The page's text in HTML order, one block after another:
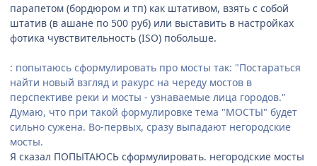
парапетом (бордюром и тп) как штативом, взять с собой
штатив (в ашане по 500 руб) или выставить в настройках
фотика чувствительность (ISO) побольше.
: попытаюсь сформулировать про мосты так: "Постараться
найти новый взгляд и ракурс на череду мостов в
перспективе реки и мосты - узнаваемые лица городов."
Думаю, что при такой формулировке тема "МОСТЫ" будет
сильно сужена. Во-первых, сразу выпадают негородские
мосты.
Я сказал ПОПЫТАЮСЬ сформулировать. негородские мосты